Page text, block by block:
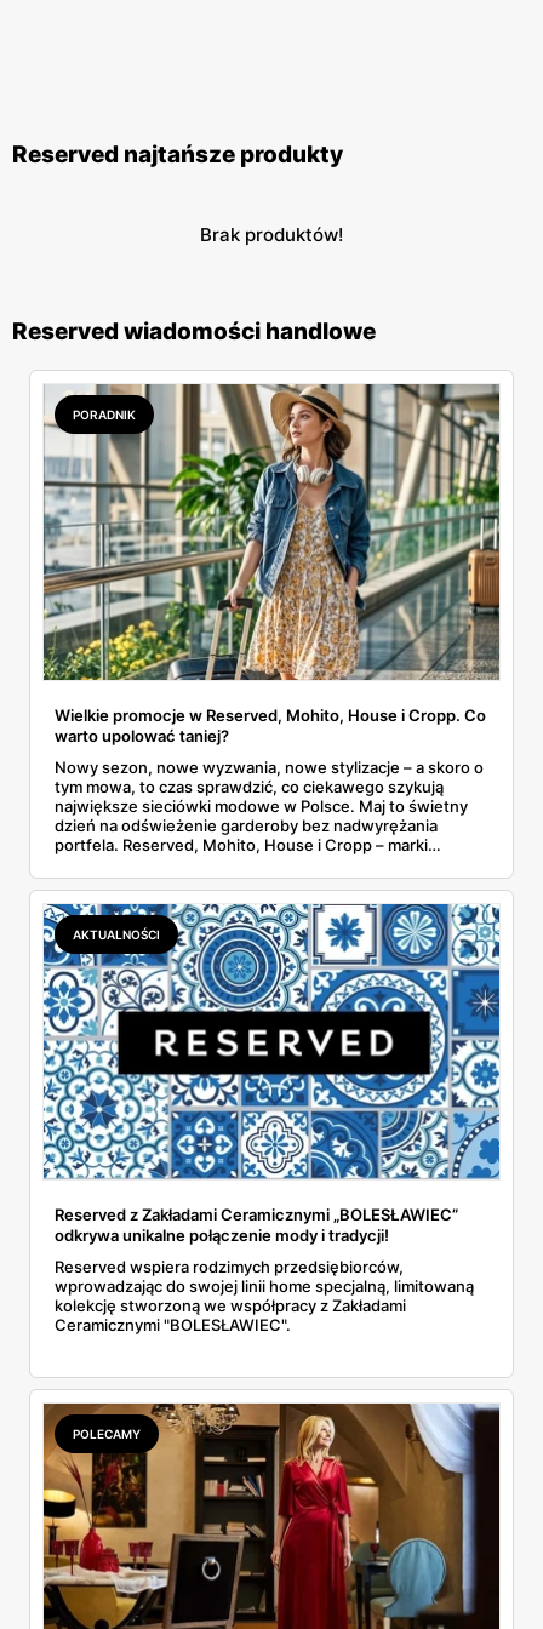
Reserved najtańsze produkty
Brak produktów!
Reserved wiadomości handlowe
PORADNIK
Wielkie promocje w Reserved, Mohito, House i Cropp. Co
warto upolować taniej?
Nowy sezon, nowe wyzwania, nowe stylizacje – a skoro o
tym mowa, to czas sprawdzić, co ciekawego szykują
największe sieciówki modowe w Polsce. Maj to świetny
dzień na odświeżenie garderoby bez nadwyrężania
portfela. Reserved, Mohito, House i Cropp – marki
odzieżowych LPP – kuszą promocjami, zniżkami i
dodatkowymi rabatami. Gdzie warto zajrzeć i co
konkretnie kupić taniej?
AKTUALNOŚCI
Reserved z Zakładami Ceramicznymi „BOLESŁAWIEC”
odkrywa unikalne połączenie mody i tradycji!
Reserved wspiera rodzimych przedsiębiorców,
wprowadzając do swojej linii home specjalną, limitowaną
kolekcję stworzoną we współpracy z Zakładami
Ceramicznymi "BOLESŁAWIEC".
POLECAMY